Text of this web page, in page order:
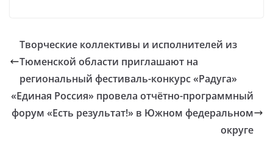
Творческие коллективы и исполнителей из
Тюменской области приглашают на
региональный фестиваль-конкурс «Радуга»
«Единая Россия» провела отчётно-программный
форум «Есть результат!» в Южном федеральном
округе